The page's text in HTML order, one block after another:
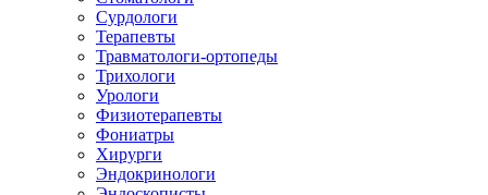
Сурдологи
Терапевты
Травматологи-ортопеды
Трихологи
Урологи
Физиотерапевты
Фониатры
Хирурги
Эндокринологи